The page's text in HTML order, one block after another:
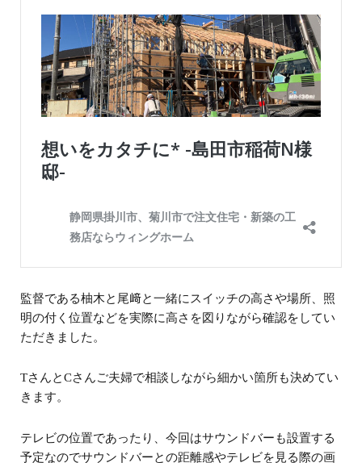
監督である柚木と尾﨑と一緒にスイッチの高さや場所、照
明の付く位置などを実際に高さを図りながら確認をしてい
ただきました。
TさんとCさんご夫婦で相談しながら細かい箇所も決めてい
きます。
テレビの位置であったり、今回はサウンドバーも設置する
予定なのでサウンドバーとの距離感やテレビを見る際の画